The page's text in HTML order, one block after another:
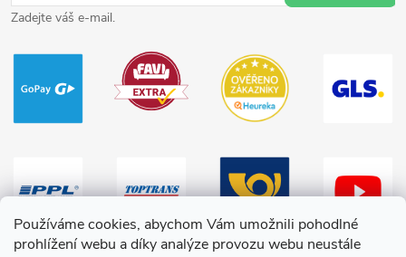
Používáme cookies, abychom Vám umožnili pohodlné
prohlížení webu a díky analýze provozu webu neustále
Zadejte váš e-mail.